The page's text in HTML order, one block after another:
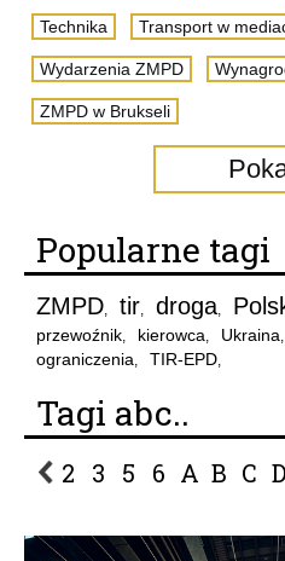
Technika Transport w
Wydarzenia ZMPD
ZMPD w Brukseli
Popularne tagi
ZMPD, tir, droga,
przewoźnik, kierowca, Ukraina,
ograniczenia, TIR-EPD,
Tagi abc..
2 3 5 6 A B C D